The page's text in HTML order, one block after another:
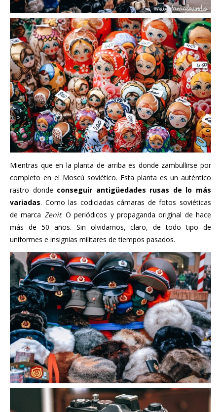
Mientras que en la planta de arriba es donde zambullirse por
completo en el Moscú soviético. Esta planta es un auténtico
rastro donde conseguir antigüedades rusas de lo más
variadas. Como las codiciadas cámaras de fotos soviéticas
de marca Zenit. O periódicos y propaganda original de hace
más de 50 años. Sin olvidarnos, claro, de todo tipo de
uniformes e insignias militares de tiempos pasados.